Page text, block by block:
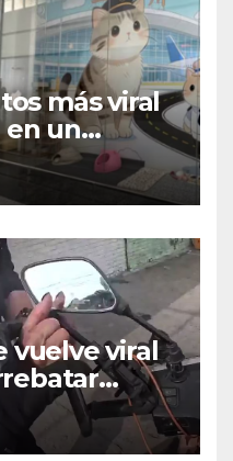
más viral
en un
y
de
vuelve viral